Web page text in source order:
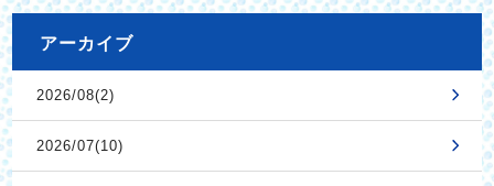
アーカイブ
2026/08(2)
2026/07(10)